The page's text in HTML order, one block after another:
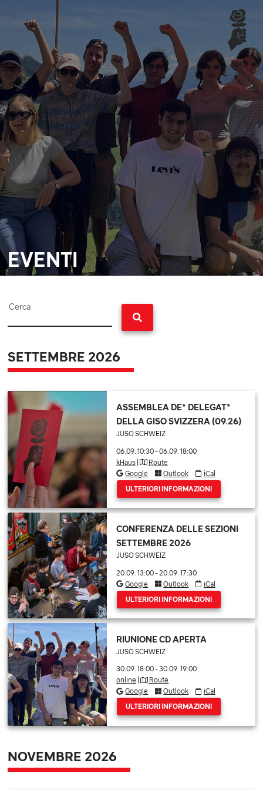
EVENTI
Cerca
SETTEMBRE 2026
ASSEMBLEA DE* DELEGAT*
DELLA GISO SVIZZERA (09.26)
JUSO SCHWEIZ
06.09. 10:30-06.09. 18:00
kHaus|
Route
Google
Outlook iCal
ULTERIORI INFORMAZIONI
CONFERENZA DELLE SEZIONI
SETTEMBRE 2026
JUSO SCHWEIZ
20.09. 13:00-20.09. 17:30
Google
Outlook iCal
ULTERIORI INFORMAZIONI
RIUNIONE CD APERTA
JUSO SCHWEIZ
30.09. 18:00-30.09. 19:00
online
Route
Google
Outlook iCal
ULTERIORI INFORMAZIONI
NOVEMBRE 2026